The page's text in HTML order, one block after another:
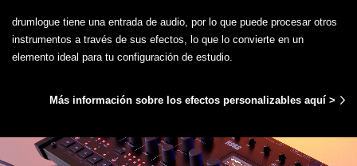
drumlogue tiene una entrada de audio, por lo que puede procesar otros
instrumentos a través de sus efectos, lo que lo convierte en un
elemento ideal para tu configuración de estudio.
Más información sobre los efectos personalizables aquí >